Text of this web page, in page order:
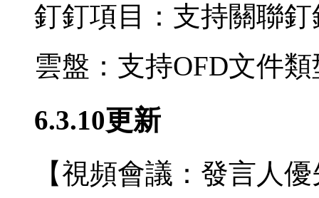
釘釘項目：支持關聯
雲盤：支持OFD文件
6.3.10更新
【視頻會議：發言人